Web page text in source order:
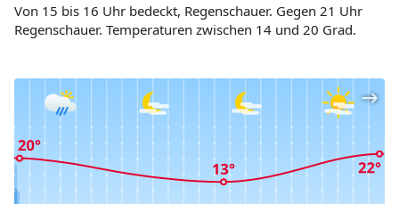
Von 15 bis 16 Uhr bedeckt, Regenschauer. Gegen 21 Uhr
Regenschauer. Temperaturen zwischen 14 und 20 Grad.